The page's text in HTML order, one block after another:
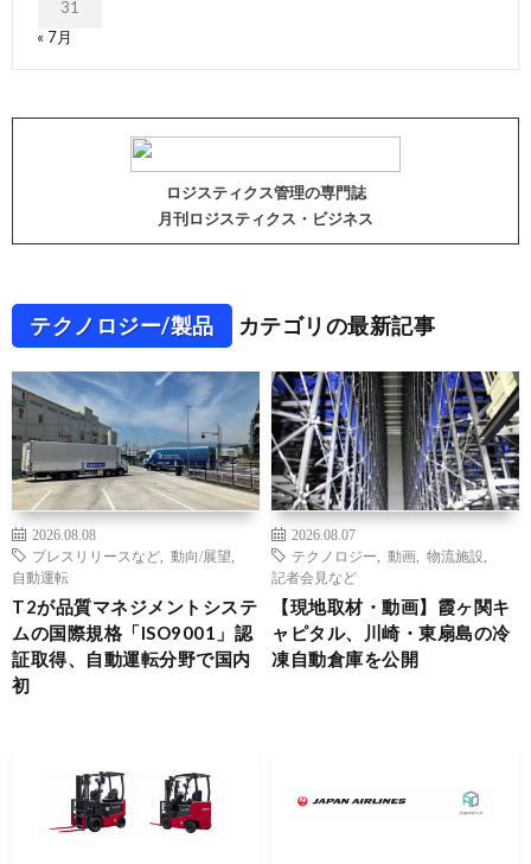
31
« 7月
ロジスティクス管理の専門誌
月刊ロジスティクス・ビジネス
テクノロジー/製品 カテゴリの最新記事
2026.08.08
プレスリリースなど
動向/展望
自動運転
T2が品質マネジメントシステ
ムの国際規格「ISO9001」認
証取得、自動運転分野で国内
初
2026.08.07
テクノロジー
動画 物流施設
記者会見など
【現地取材・動画】霞ヶ関キ
ャピタル、川崎・東扇島の冷
凍自動倉庫を公開